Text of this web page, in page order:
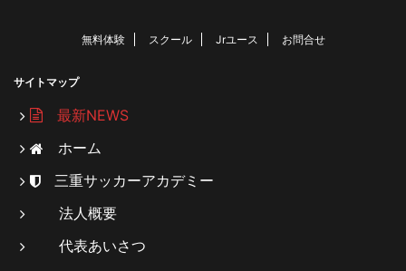
無料体験 スクール Jrユース お問合せ
サイトマップ
最新NEWS
ホーム
三重サッカーアカデミー
法人概要
代表あいさつ